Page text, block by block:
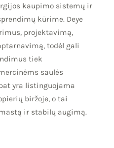
kaupimo sistemų ir
kūrime. Deye
projektavimą,
todėl gali
tiek
saulės
yra listinguojama
biržoje, o tai
ir stabilų augimą.